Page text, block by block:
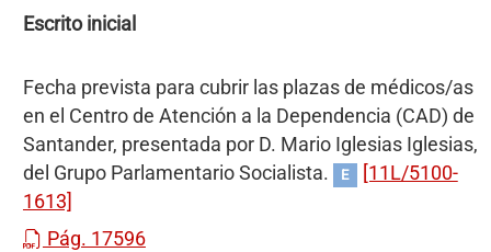
Escrito inicial
Fecha prevista para cubrir las plazas de médicos/as
en el Centro de Atención a la Dependencia (CAD) de
Santander, presentada por D. Mario Iglesias Iglesias,
del Grupo Parlamentario Socialista.
E
[11L/5100-
1613]
Pág. 17596